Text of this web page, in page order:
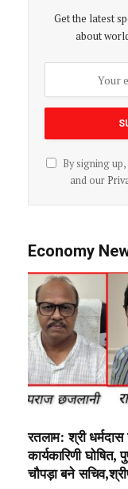
Get the latest
about
By signing
and our
Economy
रतलाम: श्री
कार्यकारिणी
चौपड़ा बने